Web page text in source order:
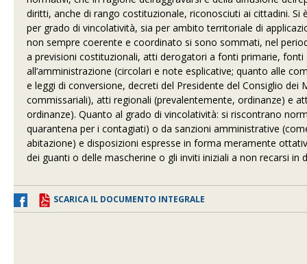
diritti, anche di rango costituzionale, riconosciuti ai cittadini.
per grado di vincolatività, sia per ambito territoriale di
non sempre coerente e coordinato si sono sommati, nel
a previsioni costituzionali, atti derogatori a fonti primarie,
all’amministrazione (circolari e note esplicative; quanto alle
e leggi di conversione, decreti del Presidente del Consiglio
commissariali), atti regionali (prevalentemente, ordinanze) e
ordinanze). Quanto al grado di vincolatività: si riscontrano
quarantena per i contagiati) o da sanzioni amministrative
abitazione) e disposizioni espresse in forma meramente
dei guanti o delle mascherine o gli inviti iniziali a non recarsi
SCARICA IL DOCUMENTO INTEGRALE